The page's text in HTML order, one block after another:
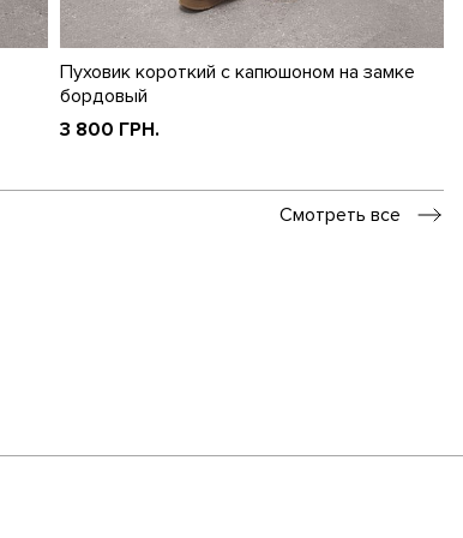
Пуховик короткий с капюшоном на замке
бордовый
3 800 ГРН.
Смотреть все